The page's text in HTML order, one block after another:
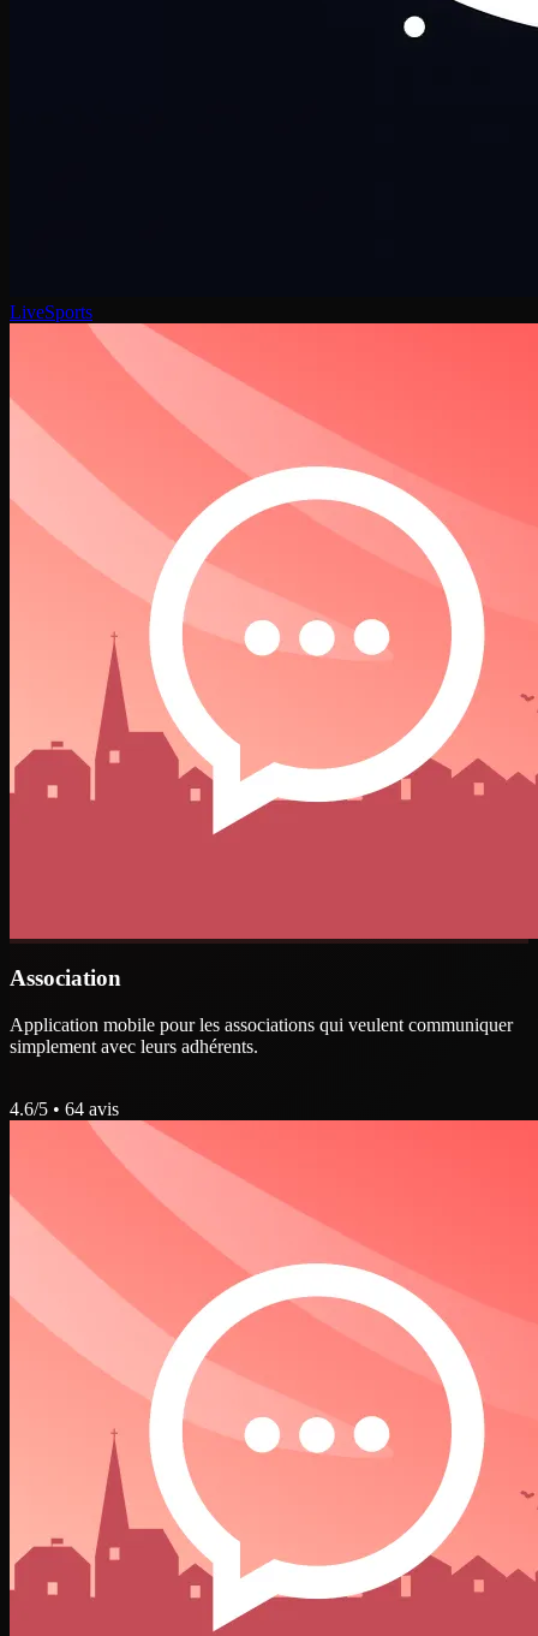
LiveSports
Association
Application mobile pour les associations qui veulent communiquer
simplement avec leurs adhérents.
4.6/5 • 64 avis